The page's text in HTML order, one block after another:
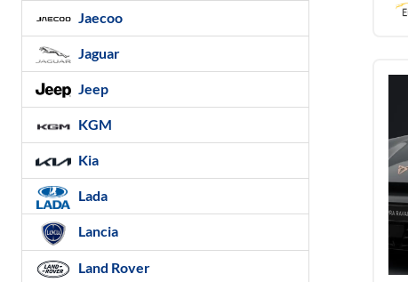
Jaecoo
Jaguar
Jeep
KGM
Kia
Lada
Lancia
Land Rover